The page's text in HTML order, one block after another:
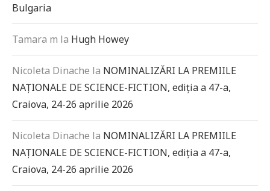
Bulgaria
Tamara m la Hugh Howey
Nicoleta Dinache la NOMINALIZĂRI LA PREMIILE
NAȚIONALE DE SCIENCE-FICTION, ediția a 47-a,
Craiova, 24-26 aprilie 2026
Nicoleta Dinache la NOMINALIZĂRI LA PREMIILE
NAȚIONALE DE SCIENCE-FICTION, ediția a 47-a,
Craiova, 24-26 aprilie 2026